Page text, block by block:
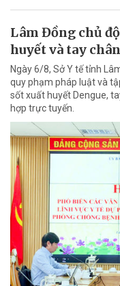
Lâm Đồng chủ
huyết và tay
Ngày 6/8, Sở Y tế tỉnh
quy phạm pháp luật và
sốt xuất huyết Dengue,
hợp trực tuyến.